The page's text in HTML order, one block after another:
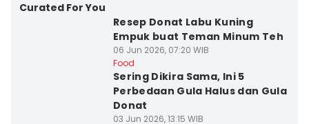
Curated For You
Resep Donat Labu Kuning
Empuk buat Teman Minum Teh
06 Jun 2026, 07:20 WIB
Food
Sering Dikira Sama, Ini 5
Perbedaan Gula Halus dan Gula
Donat
03 Jun 2026, 13:15 WIB